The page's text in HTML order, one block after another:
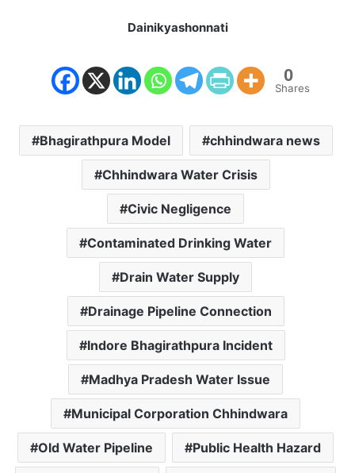
Dainikyashonnati
0
Shares
Bhagirathpura Model chhindwara news
Chhindwara Water Crisis
Civic Negligence
Contaminated Drinking Water
Drain Water Supply
Drainage Pipeline Connection
Indore Bhagirathpura Incident
Madhya Pradesh Water Issue
Municipal Corporation Chhindwara
Old Water Pipeline Public Health Hazard